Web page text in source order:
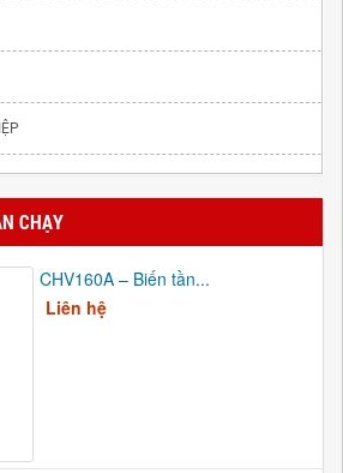
CHẠY
CHV160A – Biến tần...
Liên hệ